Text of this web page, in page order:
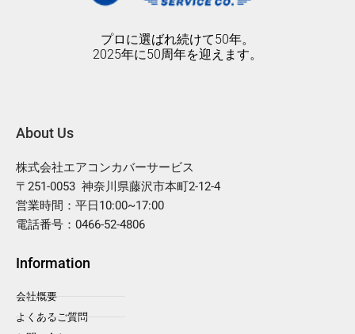
プロに選ばれ続けて50年。
2025年に50周年を迎えます。
About Us
株式会社エアコンカバーサービス
〒251-0053 神奈川県藤沢市本町2-12-4
営業時間：平日10:00~17:00
電話番号：0466-52-4806
Information
会社概要
よくあるご質問